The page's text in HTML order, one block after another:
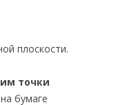
плоскости.
точки
бумаге